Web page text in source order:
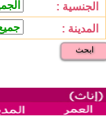
الجنسية :
المدينة :
ابحث